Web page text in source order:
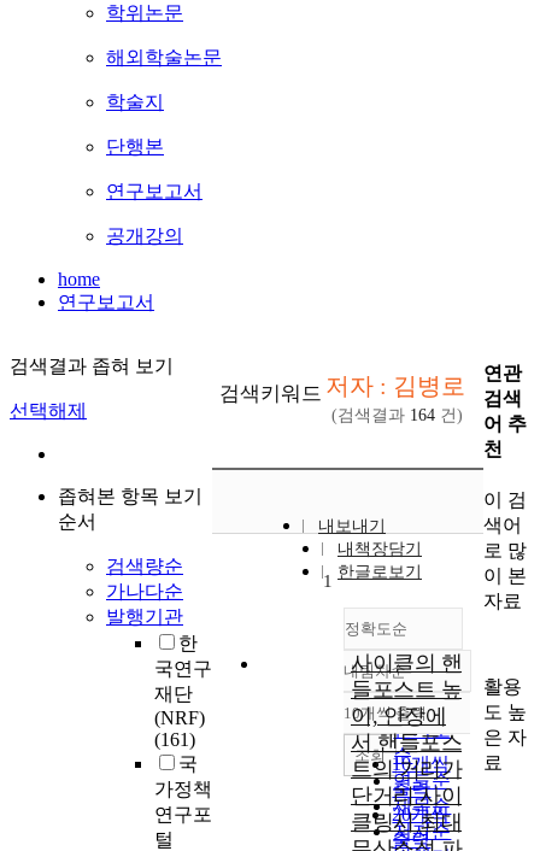
학위논문
해외학술논문
학술지
단행본
연구보고서
공개강의
home
연구보고서
검색결과 좁혀 보기
선택해제
좁혀본 항목 보기
순서
검색량순
가나다순
발행기관
한
국연구
재단
(NRF)
(161)
국
가정책
연구포
털
검색키워드 저자 : 김병로
(검색결과 164 건)
내보내기
내책장담기
한글로보기
정확도순
정확도
순
인기도
순
연도순
제목순
저자순
내림차순
내림차순
10개씩 출력
10개씩
출력
20개씩
출력
조회
1
사이클의 핸
들포스트 높
이, 안장에
서 핸들포스
트의 거리가
단거리 사이
클링시 최대
연관
검색
어 추
천
이 검
색어
로 많
이 본
자료
활용
도 높
은 자
료